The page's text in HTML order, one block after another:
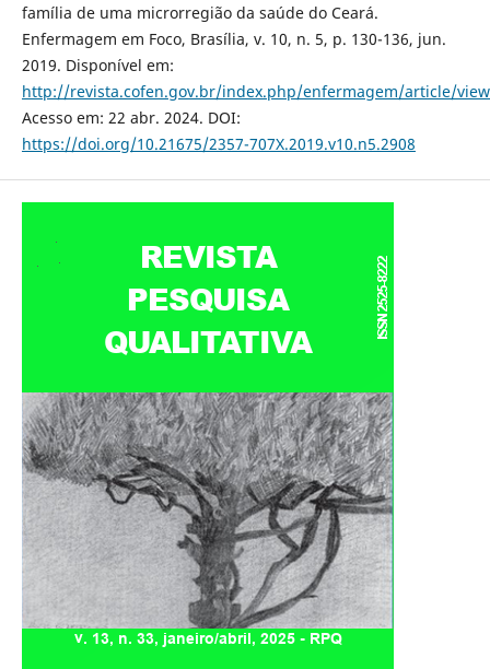
família de uma microrregião da saúde do Ceará.
Enfermagem em Foco, Brasília, v. 10, n. 5, p. 130-136, jun.
2019. Disponível em:
http://revista.cofen.gov.br/index.php/enfermagem/article/
Acesso em: 22 abr. 2024. DOI:
https://doi.org/10.21675/2357-707X.2019.v10.n5.2908